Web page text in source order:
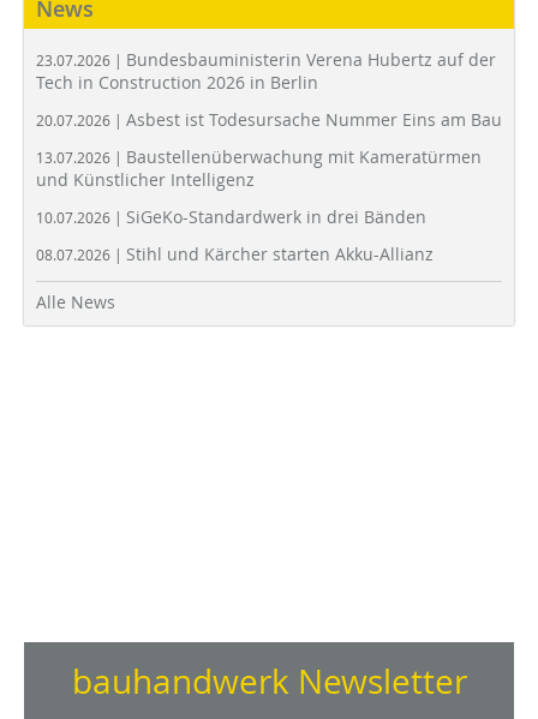
News
23.07.2026 | Bundesbauministerin Verena Hubertz auf der
Tech in Construction 2026 in Berlin
20.07.2026 | Asbest ist Todesursache Nummer Eins am Bau
13.07.2026 | Baustellenüberwachung mit Kameratürmen
und Künstlicher Intelligenz
10.07.2026 | SiGeKo-Standardwerk in drei Bänden
08.07.2026 | Stihl und Kärcher starten Akku-Allianz
Alle News
bauhandwerk Newsletter